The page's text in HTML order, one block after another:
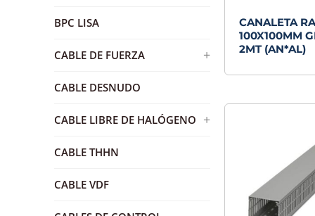
BARRA DE COBRE ESTAÑADA
BPC LISA
CABLE DE FUERZA +
AWG
CABLE DESNUDO
CABLE LIBRE DE HALÓGENO +
H07Z1-K
CABLE THHN
CABLE VDF
CANALETA
100X100MM
2MT (AN*AL)